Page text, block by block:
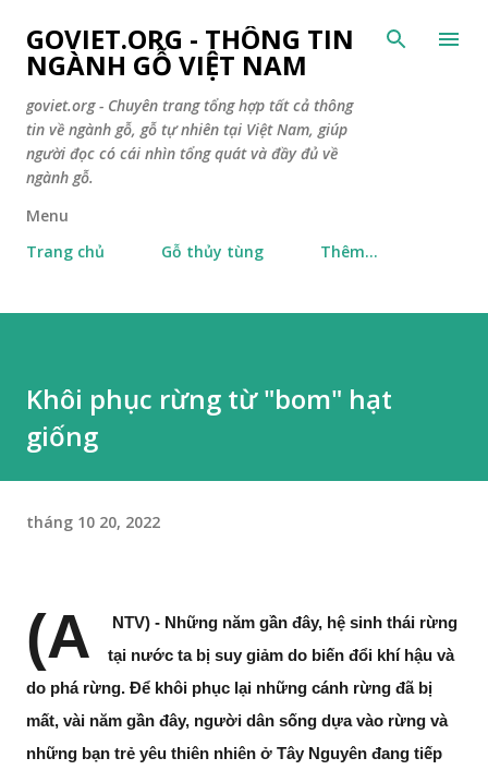
Chuyển đến nội dung chính
GOVIET.ORG - THÔNG TIN
NGÀNH GỖ VIỆT NAM
goviet.org - Chuyên trang tổng hợp tất cả thông
tin về ngành gỗ, gỗ tự nhiên tại Việt Nam, giúp
người đọc có cái nhìn tổng quát và đầy đủ về
ngành gỗ.
Menu
Trang chủ
Gỗ thủy tùng Thêm…
Khôi phục rừng từ "bom" hạt
giống
tháng 10 20, 2022
(A
NTV) - Những năm gần đây, hệ sinh thái rừng
tại nước ta bị suy giảm do biến đổi khí hậu và
do phá rừng. Để khôi phục lại những cánh rừng đã bị
mất, vài năm gần đây, người dân sống dựa vào rừng và
những bạn trẻ yêu thiên nhiên ở Tây Nguyên đang tiếp